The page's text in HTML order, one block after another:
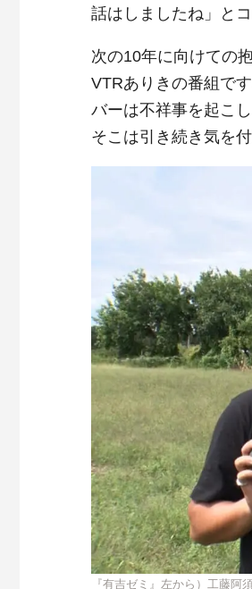
話はしましたね」とコ
次の10年に向けての
VTRありきの番組で
バーは不祥事を起こ
そこは引き続き気を
『有吉ゼミ』左から）工藤